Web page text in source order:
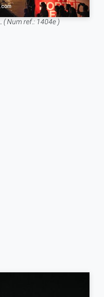
( Num ref.: 1404e )